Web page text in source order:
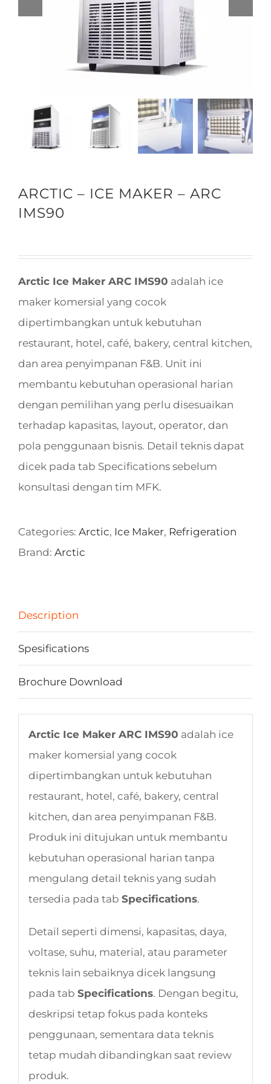
ARCTIC – ICE MAKER – ARC
IMS90
Arctic Ice Maker ARC IMS90 adalah ice
maker komersial yang cocok
dipertimbangkan untuk kebutuhan
restaurant, hotel, café, bakery, central kitchen,
dan area penyimpanan F&B. Unit ini
membantu kebutuhan operasional harian
dengan pemilihan yang perlu disesuaikan
terhadap kapasitas, layout, operator, dan
pola penggunaan bisnis. Detail teknis dapat
dicek pada tab Specifications sebelum
konsultasi dengan tim MFK.
Categories: Arctic, Ice Maker, Refrigeration
Brand: Arctic
Description
Spesifications
Brochure Download
Arctic Ice Maker ARC IMS90 adalah ice
maker komersial yang cocok
dipertimbangkan untuk kebutuhan
restaurant, hotel, café, bakery, central
kitchen, dan area penyimpanan F&B.
Produk ini ditujukan untuk membantu
kebutuhan operasional harian tanpa
mengulang detail teknis yang sudah
tersedia pada tab Specifications.
Detail seperti dimensi, kapasitas, daya,
voltase, suhu, material, atau parameter
teknis lain sebaiknya dicek langsung
pada tab Specifications. Dengan begitu,
deskripsi tetap fokus pada konteks
penggunaan, sementara data teknis
tetap mudah dibandingkan saat review
produk.